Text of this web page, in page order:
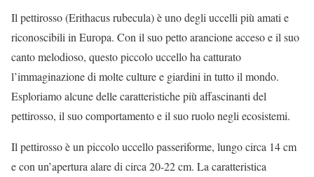
Il pettirosso (Erithacus rubecula) è uno degli uccelli più amati e
riconoscibili in Europa. Con il suo petto arancione acceso e il suo
canto melodioso, questo piccolo uccello ha catturato
l’immaginazione di molte culture e giardini in tutto il mondo.
Esploriamo alcune delle caratteristiche più affascinanti del
pettirosso, il suo comportamento e il suo ruolo negli ecosistemi.
Il pettirosso è un piccolo uccello passeriforme, lungo circa 14 cm
e con un’apertura alare di circa 20-22 cm. La caratteristica